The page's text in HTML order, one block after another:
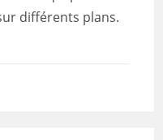
différents plans.